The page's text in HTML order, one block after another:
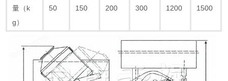
量（k
g）
50 150 200 300 1200 1500